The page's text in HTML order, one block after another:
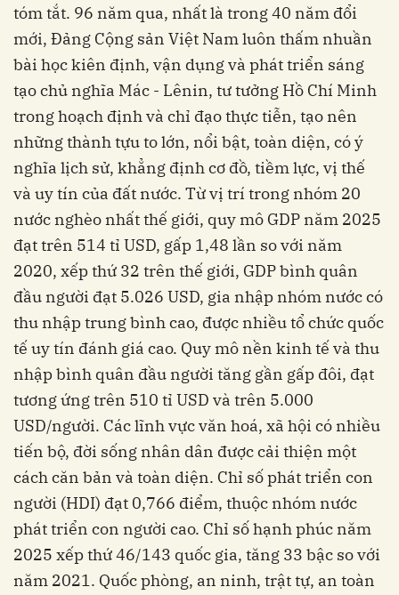
tóm tắt. 96 năm qua, nhất là trong 40 năm đổi
mới, Đảng Cộng sản Việt Nam luôn thấm nhuần
bài học kiên định, vận dụng và phát triển sáng
tạo chủ nghĩa Mác - Lênin, tư tưởng Hồ Chí Minh
trong hoạch định và chỉ đạo thực tiễn, tạo nên
những thành tựu to lớn, nổi bật, toàn diện, có ý
nghĩa lịch sử, khẳng định cơ đồ, tiềm lực, vị thế
và uy tín của đất nước. Từ vị trí trong nhóm 20
nước nghèo nhất thế giới, quy mô GDP năm 2025
đạt trên 514 tỉ USD, gấp 1,48 lần so với năm
2020, xếp thứ 32 trên thế giới, GDP bình quân
đầu người đạt 5.026 USD, gia nhập nhóm nước có
thu nhập trung bình cao, được nhiều tổ chức quốc
tế uy tín đánh giá cao. Quy mô nền kinh tế và thu
nhập bình quân đầu người tăng gần gấp đôi, đạt
tương ứng trên 510 tỉ USD và trên 5.000
USD/người. Các lĩnh vực văn hoá, xã hội có nhiều
tiến bộ, đời sống nhân dân được cải thiện một
cách căn bản và toàn diện. Chỉ số phát triển con
người (HDI) đạt 0,766 điểm, thuộc nhóm nước
phát triển con người cao. Chỉ số hạnh phúc năm
2025 xếp thứ 46/143 quốc gia, tăng 33 bậc so với
năm 2021. Quốc phòng, an ninh, trật tự, an toàn